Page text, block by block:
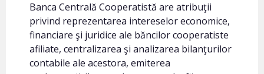
Banca Centrală Cooperatistă are atribuţii
privind reprezentarea intereselor economice,
financiare şi juridice ale băncilor cooperatiste
afiliate, centralizarea şi analizarea bilanţurilor
contabile ale acestora, emiterea